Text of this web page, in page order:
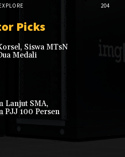
204
Picks
Siswa MTsN
Medali
Lanjut SMA,
PJJ 100 Persen